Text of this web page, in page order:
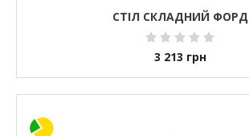
СТІЛ СКЛАДНИЙ ФОРД
3 213 грн